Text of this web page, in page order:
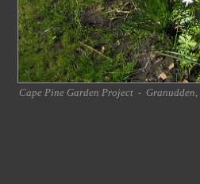
Cape Pine Garden Project - Granudden,